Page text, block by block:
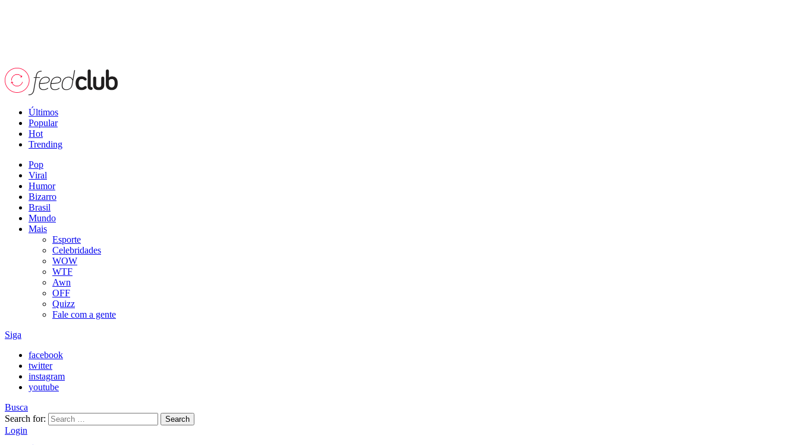
Últimos
Popular
Hot
Trending
Pop
Viral
Humor
Bizarro
Brasil
Mundo
Mais
Esporte
Celebridades
WOW
WTF
Awn
OFF
Quizz
Fale com a gente
Siga
facebook
twitter
instagram
youtube
Busca
Search for:
Search
Login